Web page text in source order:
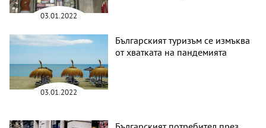
03.01.2022
03.01.2022
Българският туризъм се измъква
от хватката на пандемията